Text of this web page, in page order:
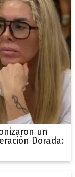
un
Dorada: